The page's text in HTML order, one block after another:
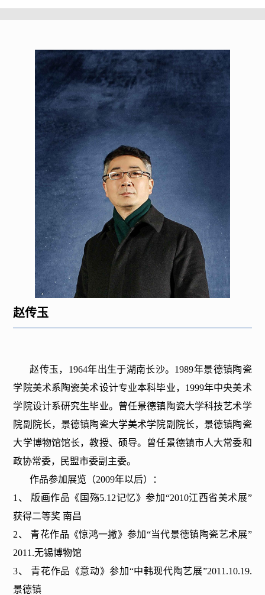
赵传玉
赵传玉，1964年出生于湖南长沙。1989年景德镇陶瓷
学院美术系陶瓷美术设计专业本科毕业，1999年中央美术
学院设计系研究生毕业。曾任景德镇陶瓷大学科技艺术学
院副院长，景德镇陶瓷大学美术学院副院长，景德镇陶瓷
大学博物馆馆长，教授、硕导。曾任景德镇市人大常委和
政协常委，民盟市委副主委。
作品参加展览（2009年以后）：
1、 版画作品《国殇5.12记忆》参加“2010江西省美术展”
获得二等奖 南昌
2、 青花作品《惊鸿一撇》参加“当代景德镇陶瓷艺术展”
2011.无锡博物馆
3、 青花作品《意动》参加“中韩现代陶艺展”2011.10.19.
景德镇